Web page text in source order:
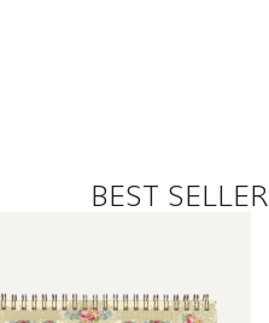
BEST SELLER